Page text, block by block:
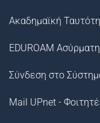
Ακαδημαϊκή
EDUROAM
Σύνδεση στο
Mail UPnet -